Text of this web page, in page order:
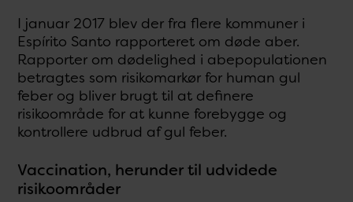
I januar 2017 blev der fra flere kommuner i
Espírito Santo rapporteret om døde aber.
Rapporter om dødelighed i abepopulationen
betragtes som risikomarkør for human gul
feber og bliver brugt til at definere
risikoområde for at kunne forebygge og
kontrollere udbrud af gul feber.
Vaccination, herunder til udvidede
risikoområder